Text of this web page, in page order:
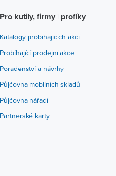
Pro kutily, firmy i profíky
Katalogy probíhajících akcí
Probíhající prodejní akce
Poradenství a návrhy
Půjčovna mobilních skladů
Půjčovna nářadí
Partnerské karty